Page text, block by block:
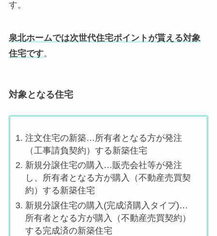
す。
泉北ホームでは次世代住宅ポイントが貰える対象
住宅です。
対象となる住宅
注文住宅の新築…所有者となる方が発注
（工事請負契約）する新築住宅
新規分譲住宅の購入…販売会社等が発注
し、所有者となる方が購入（不動産売買契
約）する新築住宅
新規分譲住宅の購入(完成済購入タイプ)…
所有者となる方が購入（不動産売買契約）
する完成済の新築住宅